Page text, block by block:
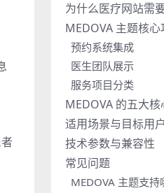
为什么医疗网站需
MEDOVA 主题核
预约系统集成
医生团队展示
服务项目分类
MEDOVA 的五大
适用场景与目标用户
技术参数与兼容性
常见问题
MEDOVA 主题支